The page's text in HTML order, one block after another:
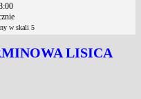
w skali 5
LISICA